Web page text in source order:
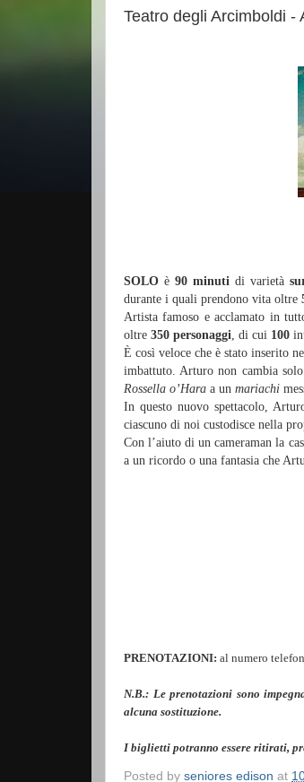
Teatro degli Arcimboldi -
SOLO è 90 minuti di varietà
durante i quali prendono vita oltre
Artista famoso e acclamato in
oltre 350 personaggi, di cui 100
È così veloce che è stato inserito
imbattuto. Arturo non cambia
Rossella o’Hara a un mariachi
In questo nuovo spettacolo,
ciascuno di noi custodisce nella
Con l’aiuto di un cameraman la
a un ricordo o una fantasia che
PRENOTAZIONI: al numero
N.B.: Le prenotazioni sono
alcuna sostituzione.
I biglietti potranno essere ritirati,
Posted by seniores edison at